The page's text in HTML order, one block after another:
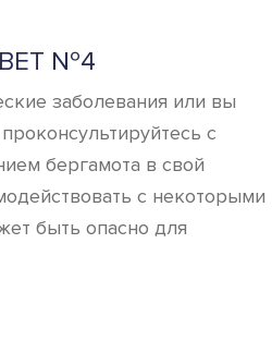
№4
заболевания или вы
с
бергамота в свой
с некоторыми
быть опасно для